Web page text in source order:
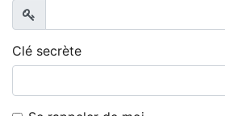
Afficher
Clé secrète